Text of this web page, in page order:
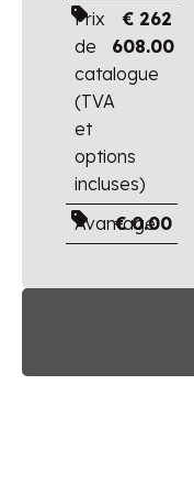
Prix
de
catalogue
(TVA
et
options
incluses)
€ 262
608.00
Avantage
€0.00